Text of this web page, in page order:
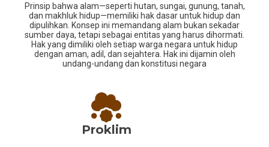
Prinsip bahwa alam—seperti hutan, sungai, gunung, tanah,
dan makhluk hidup—memiliki hak dasar untuk hidup dan
dipulihkan. Konsep ini memandang alam bukan sekadar
sumber daya, tetapi sebagai entitas yang harus dihormati.
Hak yang dimiliki oleh setiap warga negara untuk hidup
dengan aman, adil, dan sejahtera. Hak ini dijamin oleh
undang-undang dan konstitusi negara
Proklim